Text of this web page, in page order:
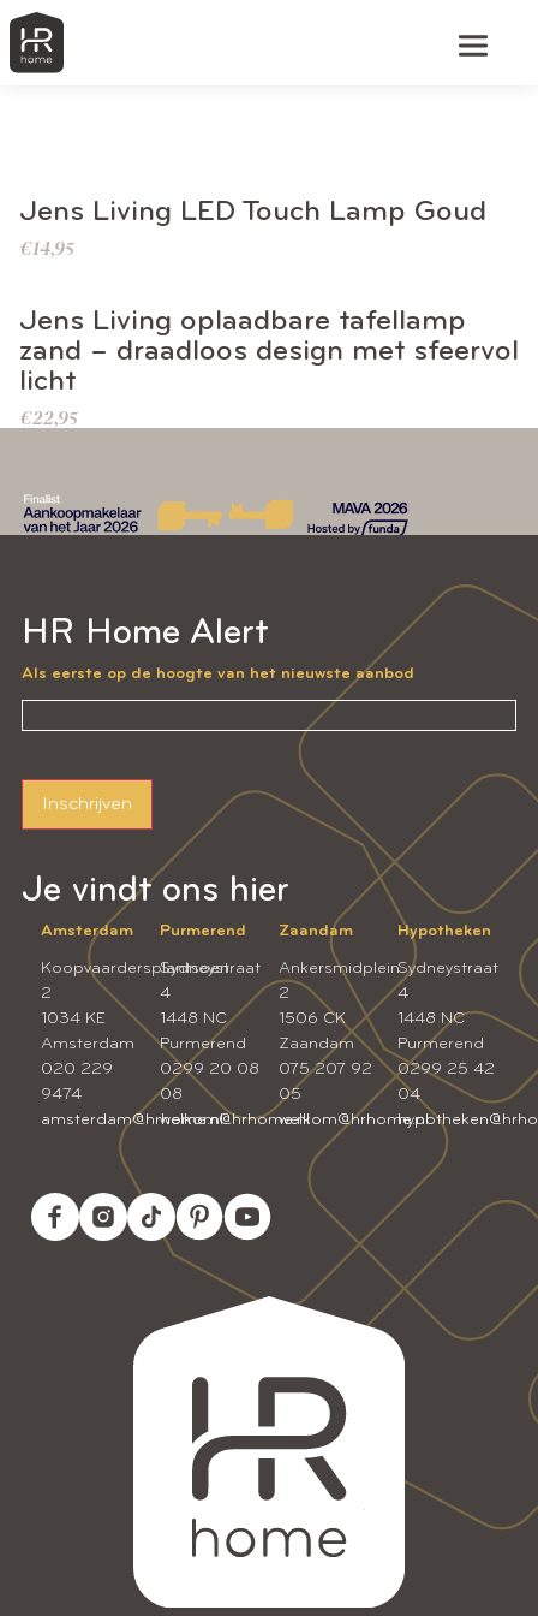
BEKIJK DIT PRODUCT
Jens Living LED Touch Lamp Goud
€14,95
BEKIJK DIT PRODUCT
Jens Living oplaadbare tafellamp
zand – draadloos design met sfeervol
licht
€22,95
Je vindt ons hier
Amsterdam
Koopvaardersplantsoen
2
1034 KE
Amsterdam
020 229
9474
amsterdam@hrhome.nl
Purmerend
Sydneystraat
4
1448 NC
Purmerend
0299 20 08
08
welkom@hrhome.nl
Zaandam
Ankersmidplein
2
1506 CK
Zaandam
075 207 92
05
welkom@hrhome.nl
Hypotheken
Sydneystraat
4
1448 NC
Purmerend
0299 25 42
04
HR Home Alert
Als eerste op de hoogte van het nieuwste aanbod
Inschrijven